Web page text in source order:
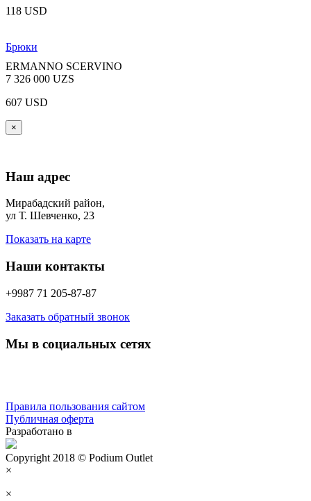
118 USD
Брюки
ERMANNO SCERVINO
7 326 000 UZS
607 USD
×
Наш адрес
Мирабадский район,
ул Т. Шевченко, 23
Показать на карте
Наши контакты
+9987 71 205-87-87
Заказать обратный звонок
Мы в социальных сетях
Правила пользования сайтом
Публичная оферта
Разработано в
Copyright 2018 © Podium Outlet
×
×